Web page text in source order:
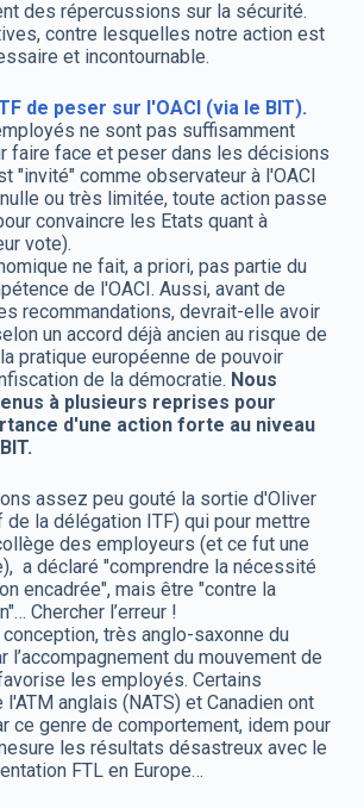
des répercussions sur la sécurité.
contre lesquelles notre action est
et incontournable.
de peser sur l'OACI (via le BIT).
ne sont pas suffisamment
faire face et peser dans les décisions
"invité" comme observateur à l'OACI
ou très limitée, toute action passe
convaincre les Etats quant à
vote).
ne fait, a priori, pas partie du
de l'OACI. Aussi, avant de
recommandations, devrait-elle avoir
un accord déjà ancien au risque de
pratique européenne de pouvoir
de la démocratie. Nous
à plusieurs reprises pour
d'une action forte au niveau
assez peu gouté la sortie d'Oliver
de la délégation ITF) qui pour mettre
des employeurs (et ce fut une
a déclaré "comprendre la nécessité
encadrée", mais être "contre la
Chercher l’erreur !
très anglo-saxonne du
l’accompagnement du mouvement de
les employés. Certains
anglais (NATS) et Canadien ont
ce genre de comportement, idem pour
les résultats désastreux avec le
FTL en Europe…